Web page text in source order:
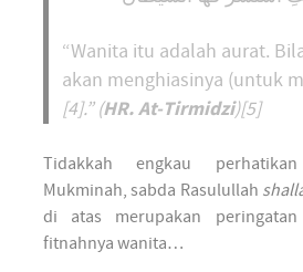
“Wanita itu adalah aurat.
akan menghiasinya (untuk
[4].” (HR. At-Tirmidzi)[5]
Tidakkah engkau
Mukminah, sabda Rasulullah
di atas merupakan
fitnahnya wanita…